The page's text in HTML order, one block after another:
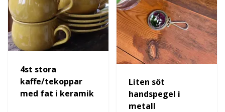
4st stora
kaffe/tekoppar
med fat i keramik
Liten söt
handspegel i
metall